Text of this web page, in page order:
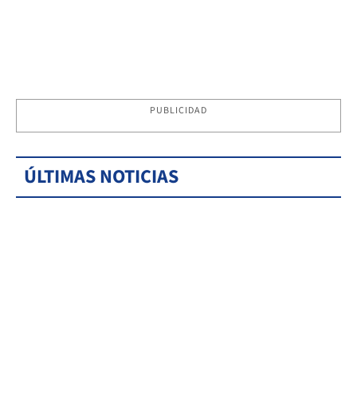
PUBLICIDAD
ÚLTIMAS NOTICIAS